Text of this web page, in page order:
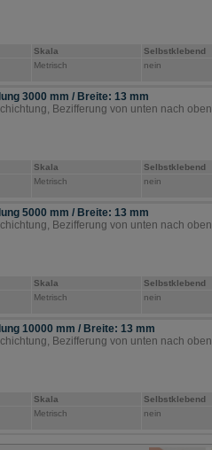
Skala Selbstklebend
Metrisch nein
3000 mm / Breite: 13 mm
Bezifferung von unten nach oben
Skala Selbstklebend
Metrisch nein
5000 mm / Breite: 13 mm
Bezifferung von unten nach oben
Skala Selbstklebend
Metrisch nein
10000 mm / Breite: 13 mm
Bezifferung von unten nach oben
Skala Selbstklebend
Metrisch nein